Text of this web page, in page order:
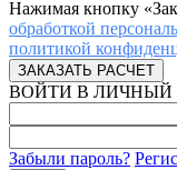
Нажимая кнопку
обработкой
политикой
ВОЙТИ В ЛИЧНЫЙ
Забыли пароль?